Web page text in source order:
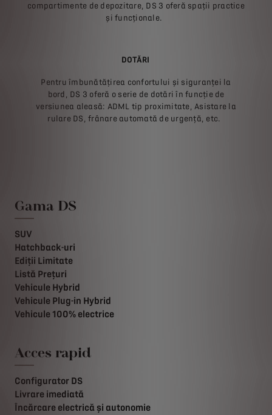
compartimente de depozitare, DS 3 oferă spații practice
și funcționale.
DOTĂRI
Pentru îmbunătățirea confortului și siguranței la
bord, DS 3 oferă o serie de dotări în funcție de
versiunea aleasă: ADML tip proximitate, Asistare la
rulare DS, frânare automată de urgență, etc.
Gama DS
SUV
Hatchback-uri
Ediții Limitate
Listă Prețuri
Vehicule Hybrid
Vehicule Plug-in Hybrid
Vehicule 100% electrice
Acces rapid
Configurator DS
Livrare imediată
Încărcare electrică și autonomie